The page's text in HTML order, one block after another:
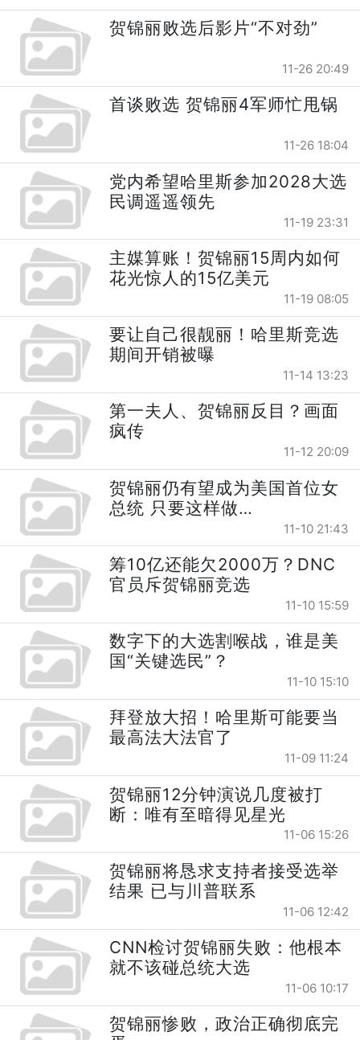
贺锦丽败选后影片“不对劲”
11-26 20:49
首谈败选 贺锦丽4军师忙甩锅
11-26 18:04
党内希望哈里斯参加2028大选
民调遥遥领先
11-19 23:31
主媒算账！贺锦丽15周内如何
花光惊人的15亿美元
11-19 08:05
要让自己很靓丽！哈里斯竞选
期间开销被曝
11-14 13:23
第一夫人、贺锦丽反目？画面
疯传
11-12 20:09
贺锦丽仍有望成为美国首位女
总统 只要这样做…
11-10 21:43
筹10亿还能欠2000万？DNC
官员斥贺锦丽竞选
11-10 15:59
数字下的大选割喉战，谁是美
国“关键选民”？
11-10 15:10
拜登放大招！哈里斯可能要当
最高法大法官了
11-09 11:24
贺锦丽12分钟演说几度被打
断：唯有至暗得见星光
11-06 15:26
贺锦丽将恳求支持者接受选举
结果 已与川普联系
11-06 12:42
CNN检讨贺锦丽失败：他根本
就不该碰总统大选
11-06 10:17
贺锦丽惨败，政治正确彻底完